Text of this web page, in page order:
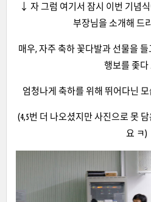
↓ 자 그럼 여기서 잠시 이번 기념
부장님을 소개해 드
매우, 자주 축하 꽃다발과 선물을
행보를 좇다
엄청나게 축하를 위해 뛰어다닌
(4,5번 더 나오셨지만 사진으로 못
요 ㅋ)